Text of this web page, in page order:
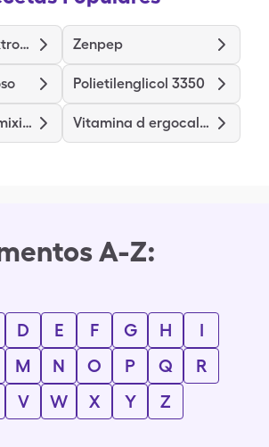
Anfetamina dextroanfetamina Zenpep
Polietilenglicol 3350
Neomicina, Polimixina y Hidrocortisona Vitamina d ergocalciferol
A-Z:
D E F G H
I
M N O P Q
R
V W X Y Z